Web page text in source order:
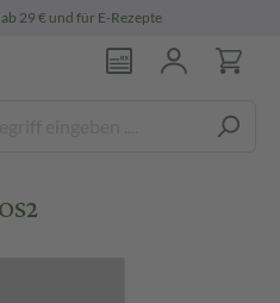
ab 29 € und für E-Rezepte